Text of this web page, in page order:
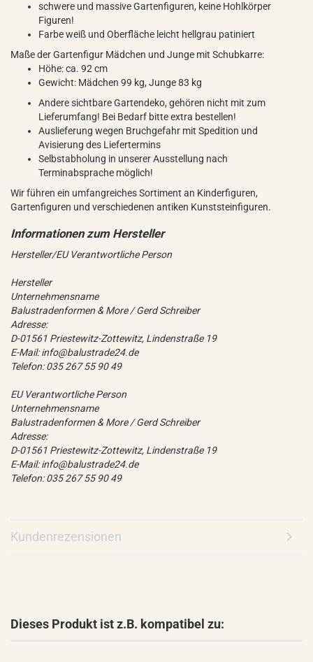
schwere und massive Gartenfiguren, keine Hohlkörper
Figuren!
Farbe weiß und Oberfläche leicht hellgrau patiniert
Maße der Gartenfigur Mädchen und Junge mit Schubkarre:
Höhe: ca. 92 cm
Gewicht: Mädchen 99 kg, Junge 83 kg
Andere sichtbare Gartendeko, gehören nicht mit zum
Lieferumfang! Bei Bedarf bitte extra bestellen!
Auslieferung wegen Bruchgefahr mit Spedition und
Avisierung des Liefertermins
Selbstabholung in unserer Ausstellung nach
Terminabsprache möglich!
Wir führen ein umfangreiches Sortiment an Kinderfiguren,
Gartenfiguren und verschiedenen antiken Kunststeinfiguren.
Hersteller/EU Verantwortliche Person
Hersteller
Unternehmensname
Balustradenformen & More / Gerd Schreiber
Adresse:
D-01561 Priestewitz-Zottewitz, Lindenstraße 19
E-Mail: info@balustrade24.de
Telefon: 035 267 55 90 49
EU Verantwortliche Person
Unternehmensname
Balustradenformen & More / Gerd Schreiber
Adresse:
D-01561 Priestewitz-Zottewitz, Lindenstraße 19
E-Mail: info@balustrade24.de
Telefon: 035 267 55 90 49
Kundenrezensionen
Dieses Produkt ist z.B. kompatibel zu: